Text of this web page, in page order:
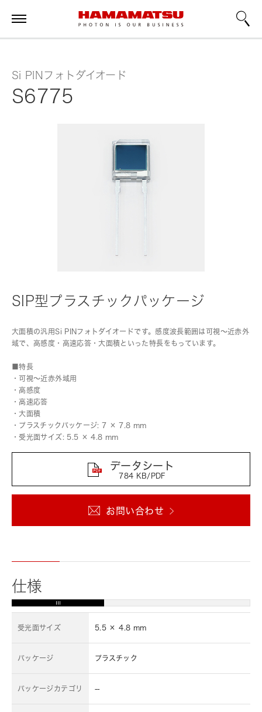
Si PINフォトダイオード
S6775
お問い合わせ
SIP型プラスチックパッケージ
大面積の汎用Si PINフォトダイオードです。感度波長範囲は可視～近赤外
域で、高感度・高速応答・大面積といった特長をもっています。
■特長
・可視～近赤外域用
・高感度
・高速応答
・大面積
・プラスチックパッケージ: 7 × 7.8 mm
・受光面サイズ: 5.5 × 4.8 mm
データシート
784 KB/PDF
仕様
受光面サイズ 5.5 × 4.8 mm
パッケージ プラスチック
パッケージカテゴリ --